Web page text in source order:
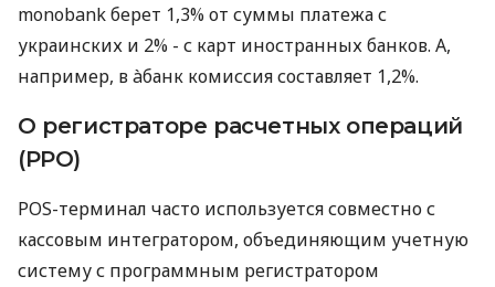
monobank берет 1,3% от суммы платежа с
украинских и 2% - с карт иностранных банков. А,
например, в àбанк комиссия составляет 1,2%.
О регистраторе расчетных операций
(РРО)
POS-терминал часто используется совместно с
кассовым интегратором, объединяющим учетную
систему с программным регистратором